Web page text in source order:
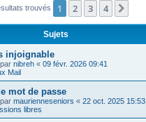
trouvés 1 2 3 4
Sujets
injoignable
nibreh « 09 févr. 2026 09:41
Mail
mot de passe
maurienneseniors « 22 oct. 2025 15:53
libres